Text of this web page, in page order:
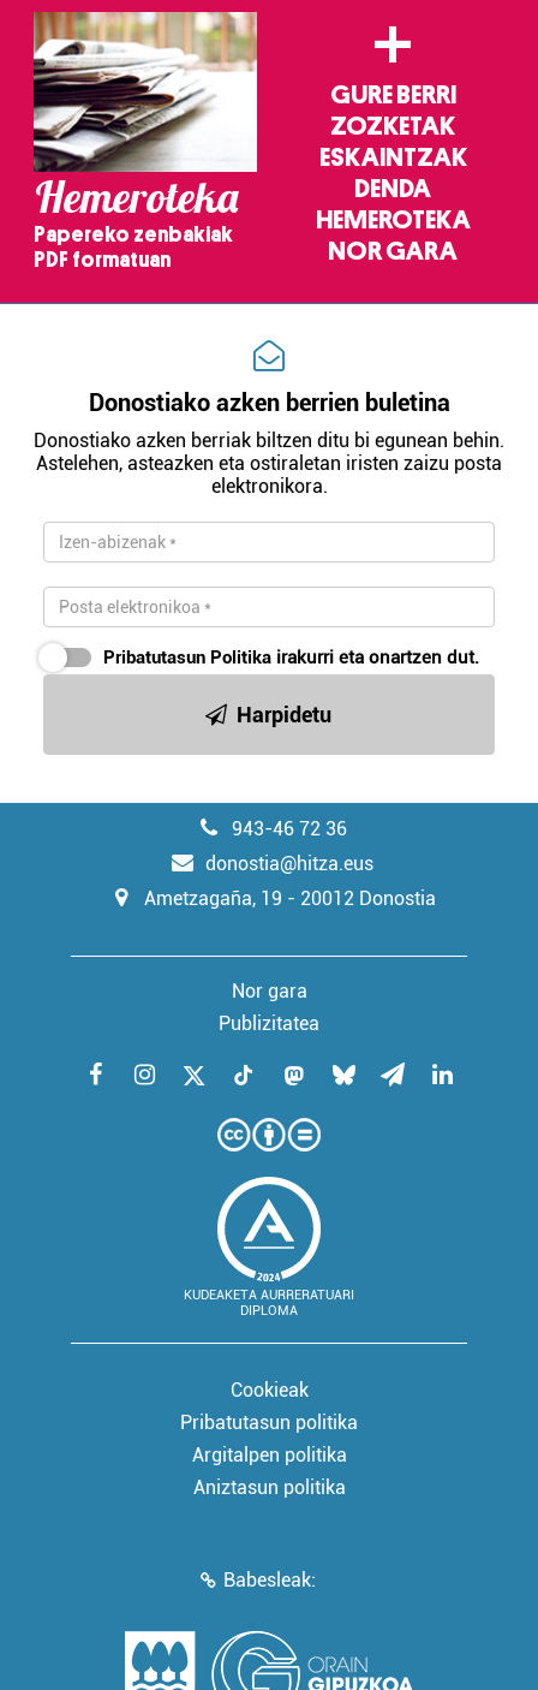
Hemeroteka
Papereko zenbakiak
PDF formatuan
+
GURE BERRI
ZOZKETAK
ESKAINTZAK
DENDA
HEMEROTEKA
NOR GARA
Donostiako azken berrien buletina
Donostiako azken berriak biltzen ditu bi egunean behin.
Astelehen, asteazken eta ostiraletan iristen zaizu posta
elektronikora.
Pribatutasun Politika irakurri eta onartzen dut.
Harpidetu
943-46 72 36
donostia@hitza.eus
Ametzagaña, 19 - 20012 Donostia
Nor gara
Publizitatea
KUDEAKETA AURRERATUARI
DIPLOMA
Cookieak
Pribatutasun politika
Argitalpen politika
Aniztasun politika
Babesleak: